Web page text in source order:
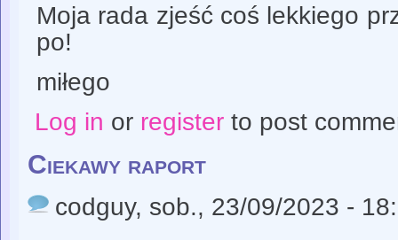
Moja rada zjeść coś lekkiego
po!
miłego
Log in or registerto post
Ciekawy raport
codguy, sob., 23/09/2023 -